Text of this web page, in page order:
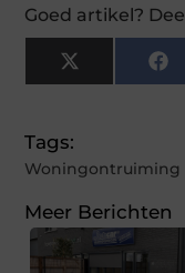
Goed artikel?
X
(Twitter)
Tags:
Woningontruiming
Meer Berichten